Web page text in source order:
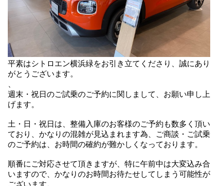
平素はシトロエン横浜緑をお引き立てくださり、誠にあり
がとうございます。
、
週末・祝日のご試乗のご予約に関しまして、お願い申し上
げます。
土・日・祝日は、整備入庫のお客様のご予約も数多く頂い
ており、かなりの混雑が見込まれます為、ご商談・ご試乗
のご予約は、お時間の確約が難かしくなっております。
順番にご対応させて頂きますが、特に午前中は大変込み合
いますので、かなりのお時間お待たせしてしまう可能性が